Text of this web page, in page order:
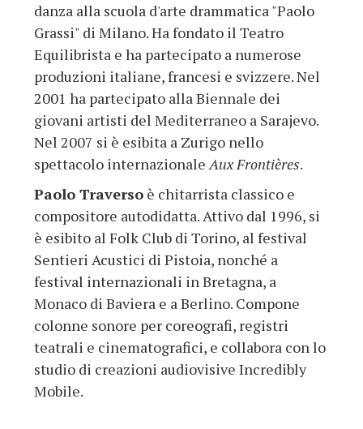
danza alla scuola d'arte drammatica "Paolo
Grassi" di Milano. Ha fondato il Teatro
Equilibrista e ha partecipato a numerose
produzioni italiane, francesi e svizzere. Nel
2001 ha partecipato alla Biennale dei
giovani artisti del Mediterraneo a Sarajevo.
Nel 2007 si è esibita a Zurigo nello
spettacolo internazionaleAux Frontières.
Paolo Traverso è chitarrista classico e
compositore autodidatta. Attivo dal 1996, si
è esibito al Folk Club di Torino, al festival
Sentieri Acustici di Pistoia, nonché a
festival internazionali in Bretagna, a
Monaco di Baviera e a Berlino. Compone
colonne sonore per coreografi, registri
teatrali e cinematografici, e collabora con lo
studio di creazioni audiovisive Incredibly
Mobile.